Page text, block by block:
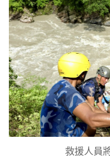
救援人員